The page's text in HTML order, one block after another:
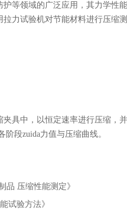
护等领域的广泛应用， 其力学性
拉力试验机对节能材料进行压缩
具中，以恒定速率进行压缩，
阶段zuida力值与压缩曲线。
品 压缩性能测定》
试验方法》